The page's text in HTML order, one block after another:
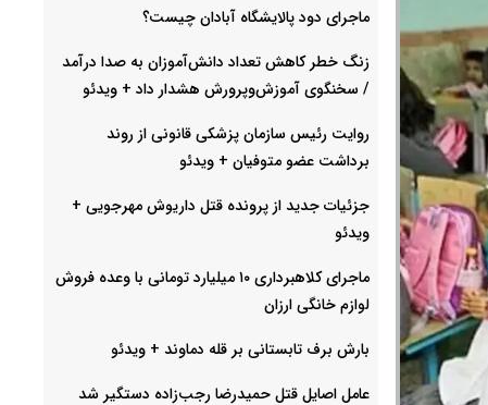
ماجرای دود پالایشگاه آبادان چیست؟
زنگ خطر کاهش تعداد دانش‌آموزان به صدا درآمد
/ سخنگوی آموزش‌وپرورش هشدار داد +‌ ویدئو
روایت رئیس سازمان پزشکی قانونی از روند
برداشت عضو متوفیان + ویدئو
جزئیات جدید از پرونده قتل داریوش مهرجویی +
ویدئو
ماجرای کلاهبرداری ۱۰ میلیارد تومانی با وعده فروش
لوازم خانگی ارزان
بارش برف تابستانی بر قله دماوند + ویدئو
عامل اصایل قتل حمیدرضا رجب‌‌زاده دستگیر شد